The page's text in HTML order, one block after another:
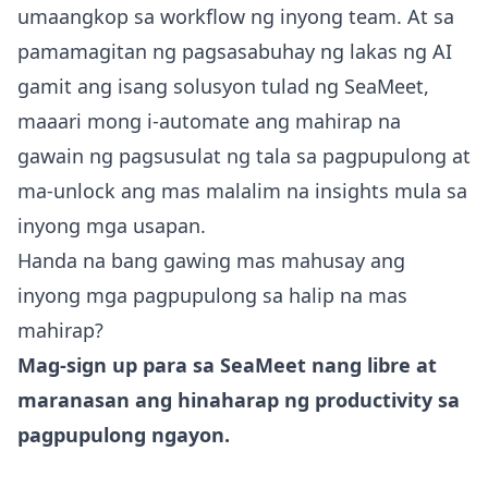
umaangkop sa workflow ng inyong team. At sa
pamamagitan ng pagsasabuhay ng lakas ng AI
gamit ang isang solusyon tulad ng SeaMeet,
maaari mong i-automate ang mahirap na
gawain ng pagsusulat ng tala sa pagpupulong at
ma-unlock ang mas malalim na insights mula sa
inyong mga usapan.
Handa na bang gawing mas mahusay ang
inyong mga pagpupulong sa halip na mas
mahirap?
Mag-sign up para sa SeaMeet nang libre at
maranasan ang hinaharap ng productivity sa
pagpupulong ngayon.